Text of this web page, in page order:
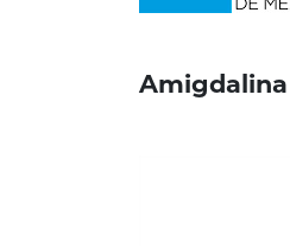
Amigdalina